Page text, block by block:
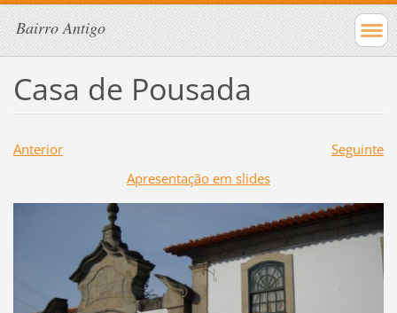
Bairro Antigo
Casa de Pousada
Anterior
Seguinte
Apresentação em slides